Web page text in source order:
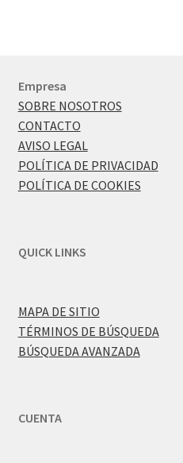
Empresa
SOBRE NOSOTROS
CONTACTO
AVISO LEGAL
POLÍTICA DE PRIVACIDAD
POLÍTICA DE COOKIES
QUICK LINKS
MAPA DE SITIO
TÉRMINOS DE BÚSQUEDA
BÚSQUEDA AVANZADA
CUENTA